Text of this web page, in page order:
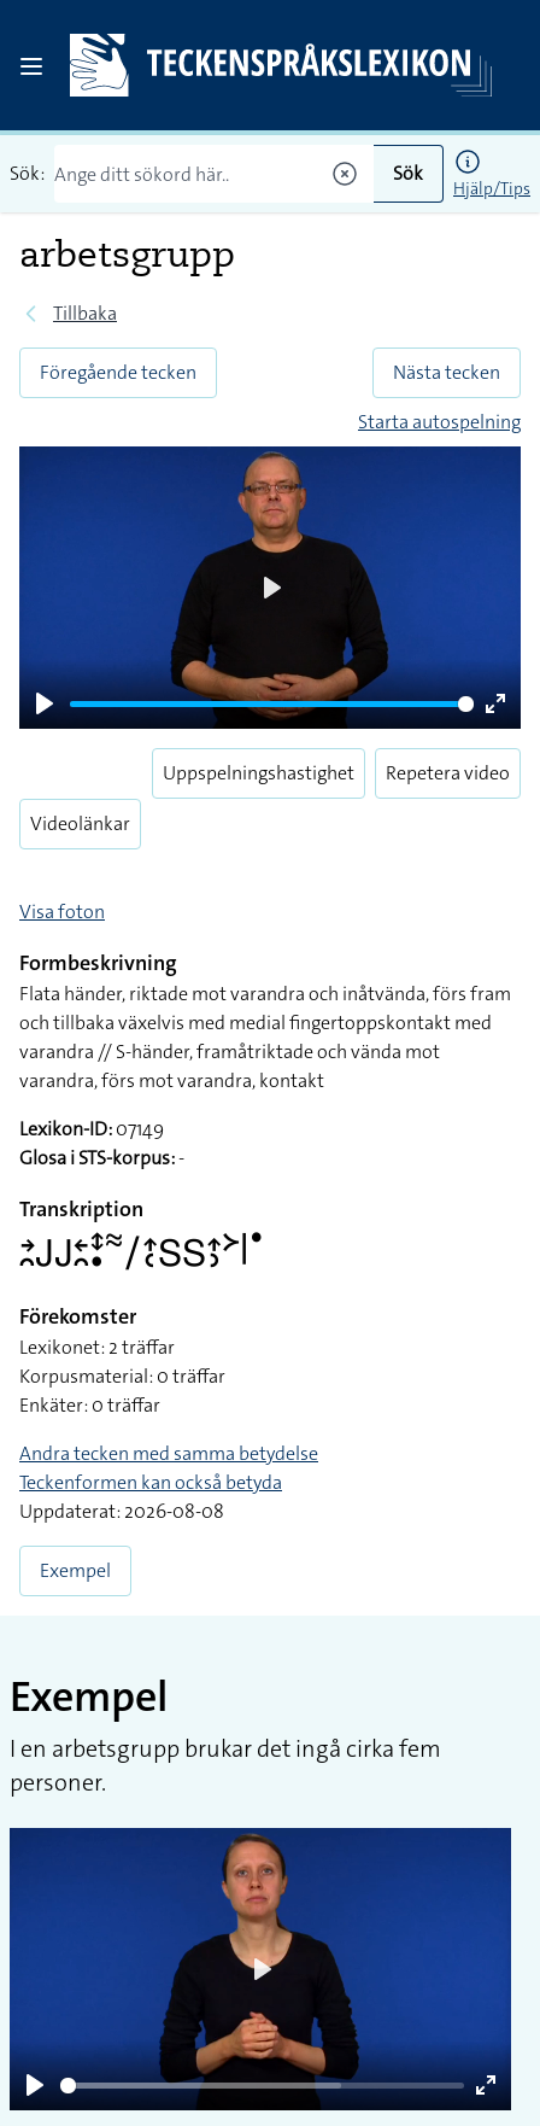
Sök: Sök
Hjälp/Tips
arbetsgrupp
Tillbaka
Föregående tecken
Nästa tecken
Starta autospelning
Play
Enter
Videolänkar
Uppspelningshastighet Repetera video
Visa foton
Formbeskrivning
Flata händer, riktade mot varandra och inåtvända, förs fram
och tillbaka växelvis med medial fingertoppskontakt med
varandra // S-händer, framåtriktade och vända mot
varandra, förs mot varandra, kontakt
Lexikon-ID:07149
Glosa i STS-korpus:-
Transkription
􌥔􌥘􌤢􌤢􌥓􌥘􌥥􌥡􌦇􌥠􌤴􌥗􌥅􌥅􌤴􌤶􌦅􌥼􌤟
Förekomster
Lexikonet: 2 träffar
Korpusmaterial: 0 träffar
Enkäter: 0 träffar
Andra tecken med samma betydelse
Teckenformen kan också betyda
Uppdaterat: 2026-08-08
Exempel
Exempel
I en arbetsgrupp brukar det ingå cirka fem
personer.
Play
Enter